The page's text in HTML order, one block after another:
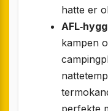
hatte er
kampen
perfekte